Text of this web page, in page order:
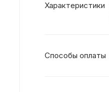
Характеристики
Способы оплаты